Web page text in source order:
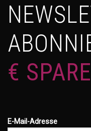
€
E-Mail-Adresse